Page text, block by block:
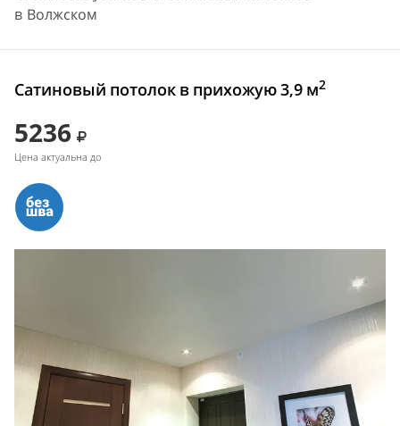
в Волжском
Сатиновый потолок в прихожую 3,9 м2
5236
Цена актуальна до